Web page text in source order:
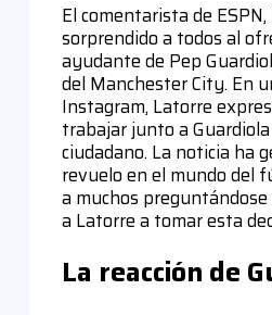
El comentarista de
sorprendido a todos al
ayudante de Pep
del Manchester City. En
Instagram, Latorre
trabajar junto a
ciudadano. La noticia ha
revuelo en el mundo del
a muchos
a Latorre a tomar esta
La reacción de